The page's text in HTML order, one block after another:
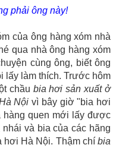
phải ông này!
của ông hàng xóm nhà
qua nhà ông hàng xóm
cùng ông, biết ông
lấy làm thích. Trước hôm
chầu bia hơi sản xuất ở
Nội vì bây giờ "bia hơi
hàng quen mới lấy được
và bia của các hãng
hơi Hà Nội. Thậm chíbia